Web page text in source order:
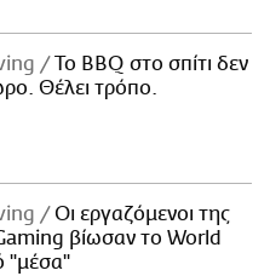
Το BBQ στο σπίτι δεν
Θέλει τρόπο.
Οι εργαζόμενοι της
βίωσαν το World
"μέσα"